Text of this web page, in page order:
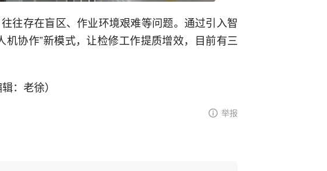
往存在盲区、作业环境艰难等问题。通过引入智
机协作”新模式，让检修工作提质增效，目前有三
：老徐）
举报